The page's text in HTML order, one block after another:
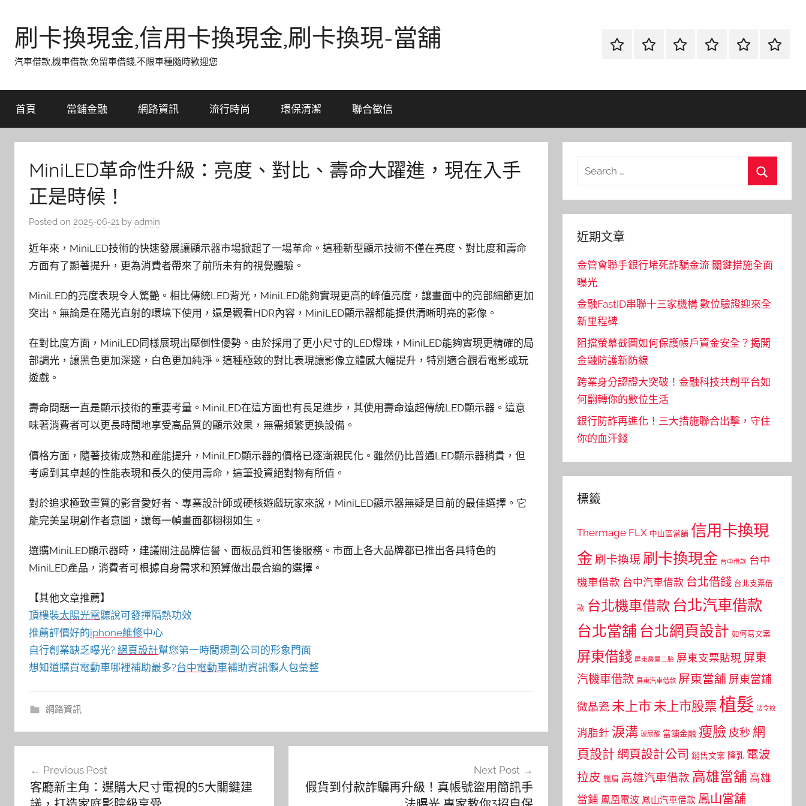
content刷卡換現金,信用卡換現金,刷卡換現-當舖
汽車借款,機車借款,免留車借錢,不限車種隨時歡迎您
首
當
網
流
環
聯
首頁 當鋪金融 網路資訊 流行時尚 環保清潔 聯合徵信
MiniLED革命性升級：亮度、對比、壽命大躍進，現在入手
正是時候！
Posted on 2025-06-21 by admin
近年來，MiniLED技術的快速發展讓顯示器市場掀起了一場革命。這種新型顯示技術不僅在亮度、對比度和壽命
方面有了顯著提升，更為消費者帶來了前所未有的視覺體驗。
MiniLED的亮度表現令人驚艷。相比傳統LED背光，MiniLED能夠實現更高的峰值亮度，讓畫面中的亮部細節更加
突出。無論是在陽光直射的環境下使用，還是觀看HDR內容，MiniLED顯示器都能提供清晰明亮的影像。
在對比度方面，MiniLED同樣展現出壓倒性優勢。由於採用了更小尺寸的LED燈珠，MiniLED能夠實現更精確的局
部調光，讓黑色更加深邃，白色更加純淨。這種極致的對比表現讓影像立體感大幅提升，特別適合觀看電影或玩
遊戲。
壽命問題一直是顯示技術的重要考量。MiniLED在這方面也有長足進步，其使用壽命遠超傳統LED顯示器。這意
味著消費者可以更長時間地享受高品質的顯示效果，無需頻繁更換設備。
價格方面，隨著技術成熟和產能提升，MiniLED顯示器的價格已逐漸親民化。雖然仍比普通LED顯示器稍貴，但
考慮到其卓越的性能表現和長久的使用壽命，這筆投資絕對物有所值。
對於追求極致畫質的影音愛好者、專業設計師或硬核遊戲玩家來說，MiniLED顯示器無疑是目前的最佳選擇。它
能完美呈現創作者意圖，讓每一幀畫面都栩栩如生。
選購MiniLED顯示器時，建議關注品牌信譽、面板品質和售後服務。市面上各大品牌都已推出各具特色的
MiniLED產品，消費者可根據自身需求和預算做出最合適的選擇。
【其他文章推薦】
頂樓裝太陽光電聽說可發揮隔熱功效
推薦評價好的iphone維修中心
自行創業缺乏曝光? 網頁設計幫您第一時間規劃公司的形象門面
想知道購買電動車哪裡補助最多?台中電動車補助資訊懶人包彙整
網路資訊
Previous Post
客廳新主角：選購大尺寸電視的5大關鍵建
Next Post
假貨到付款詐騙再升級！真帳號盜用簡訊手
Search
近期文章
金管會聯手銀行堵死詐騙金流 關鍵措施全面
曝光
金融FastID串聯十三家機構 數位驗證迎來全
新里程碑
阻擋螢幕截圖如何保護帳戶資金安全？揭開
金融防護新防線
跨業身分認證大突破！金融科技共創平台如
何翻轉你的數位生活
銀行防詐再進化！三大措施聯合出擊，守住
你的血汗錢
標籤
Thermage FLX 中山區當舖 信用卡換現
金 刷卡換現 刷卡換現金 台中借款 台中
機車借款 台中汽車借款 台北借錢 台北支票借
款 台北機車借款 台北汽車借款
台北當舖 台北網頁設計 如何寫文案
屏東借錢 屏東房屋二胎 屏東支票貼現 屏東
汽機車借款 屏東汽車借款 屏東當舖 屏東當鋪
微晶瓷 未上市 未上市股票植髮 法令紋
消脂針 淚溝 玻尿酸 當舖金融 瘦臉 皮秒 網
頁設計 網頁設計公司 銷售文案 隆乳 電波
拉皮 飄眉 高雄汽車借款 高雄當舖 高雄
當鋪 鳳凰電波 鳳山汽車借款 鳳山當舖